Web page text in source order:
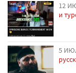
12
и
5